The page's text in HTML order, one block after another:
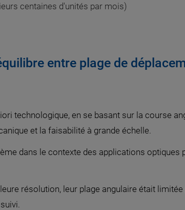
centaines d'unités par mois)
entre plage de
technologique, en se basant sur la course
et la faisabilité à grande échelle.
dans le contexte des applications optiques
résolution, leur plage angulaire était limitée